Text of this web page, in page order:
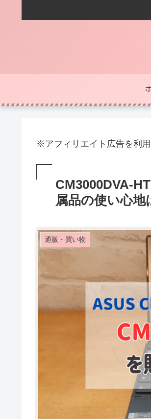
※アフィリエイト広告を利
CM3000DVA-
属品の使い心地
通販・買い物